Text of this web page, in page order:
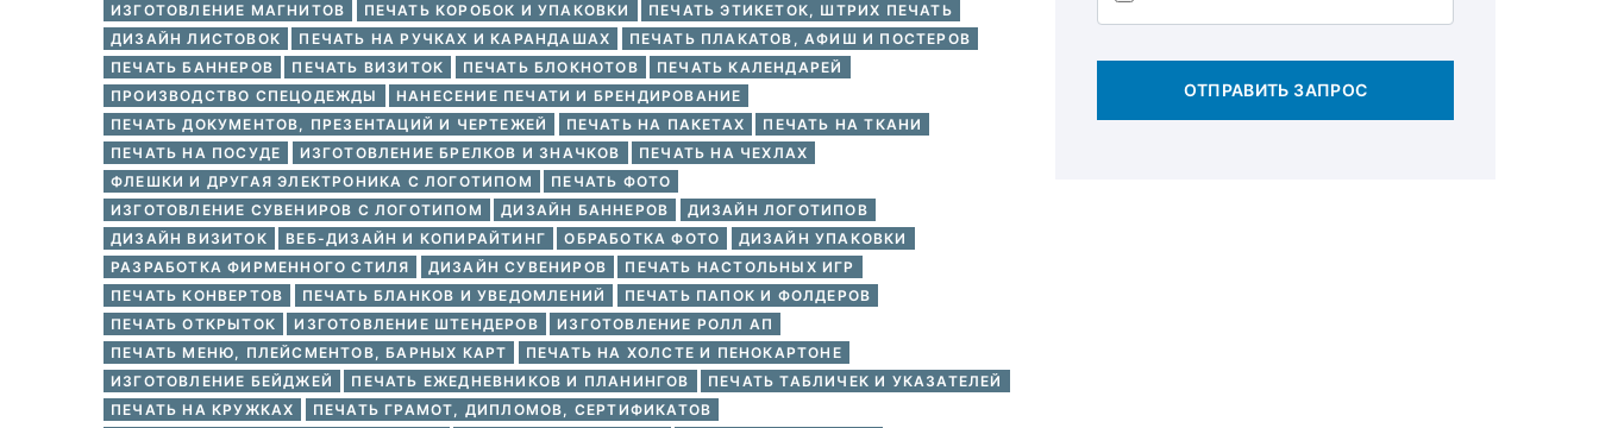
ИЗГОТОВЛЕНИЕ МАГНИТОВ
ПЕЧАТЬ КОРОБОК И УПАКОВКИ
ПЕЧАТЬ ЭТИКЕТОК, ШТРИХ ПЕЧАТЬ
ДИЗАЙН ЛИСТОВОК
ПЕЧАТЬ НА РУЧКАХ И КАРАНДАШАХ
ПЕЧАТЬ ПЛАКАТОВ, АФИШ И ПОСТЕРОВ
ПЕЧАТЬ БАННЕРОВ
ПЕЧАТЬ ВИЗИТОК ПЕЧАТЬ БЛОКНОТОВ
ПЕЧАТЬ КАЛЕНДАРЕЙ
ПРОИЗВОДСТВО СПЕЦОДЕЖДЫ
НАНЕСЕНИЕ ПЕЧАТИ И БРЕНДИРОВАНИЕ
ПЕЧАТЬ ДОКУМЕНТОВ, ПРЕЗЕНТАЦИЙ И ЧЕРТЕЖЕЙ
ПЕЧАТЬ НА ПАКЕТАХ
ПЕЧАТЬ НА ТКАНИ
ПЕЧАТЬ НА ПОСУДЕ
ИЗГОТОВЛЕНИЕ БРЕЛКОВ И ЗНАЧКОВ
ПЕЧАТЬ НА ЧЕХЛАХ
ФЛЕШКИ И ДРУГАЯ ЭЛЕКТРОНИКА С ЛОГОТИПОМ
ПЕЧАТЬ ФОТО
ИЗГОТОВЛЕНИЕ СУВЕНИРОВ С ЛОГОТИПОМ
ДИЗАЙН БАННЕРОВ
ДИЗАЙН ЛОГОТИПОВ
ДИЗАЙН ВИЗИТОК
ВЕБ-ДИЗАЙН И КОПИРАЙТИНГ ОБРАБОТКА ФОТО
ДИЗАЙН УПАКОВКИ
РАЗРАБОТКА ФИРМЕННОГО СТИЛЯ
ДИЗАЙН СУВЕНИРОВ
ПЕЧАТЬ НАСТОЛЬНЫХ ИГР
ПЕЧАТЬ КОНВЕРТОВ
ПЕЧАТЬ БЛАНКОВ И УВЕДОМЛЕНИЙ
ПЕЧАТЬ ПАПОК И ФОЛДЕРОВ
ПЕЧАТЬ ОТКРЫТОК
ИЗГОТОВЛЕНИЕ ШТЕНДЕРОВ
ИЗГОТОВЛЕНИЕ РОЛЛ АП
ПЕЧАТЬ МЕНЮ, ПЛЕЙСМЕНТОВ, БАРНЫХ КАРТ
ПЕЧАТЬ НА ХОЛСТЕ И ПЕНОКАРТОНЕ
ИЗГОТОВЛЕНИЕ БЕЙДЖЕЙ
ПЕЧАТЬ ЕЖЕДНЕВНИКОВ И ПЛАНИНГОВ
ПЕЧАТЬ ТАБЛИЧЕК И УКАЗАТЕЛЕЙ
ПЕЧАТЬ НА КРУЖКАХ
ПЕЧАТЬ ГРАМОТ, ДИПЛОМОВ, СЕРТИФИКАТОВ
ОТПРАВИТЬ ЗАПРОС